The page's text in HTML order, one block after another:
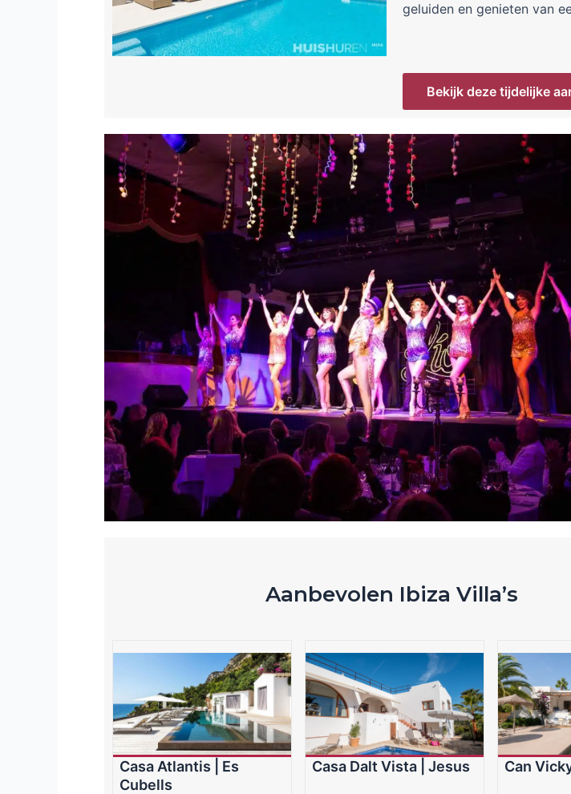
geluiden en genieten van
Bekijk deze tijdelijke
Aanbevolen Ibiza Villa’s
Casa Atlantis | Es
Cubells
Casa Dalt Vista | Jesus Can